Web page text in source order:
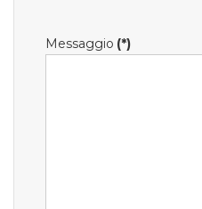
Messaggio (*)